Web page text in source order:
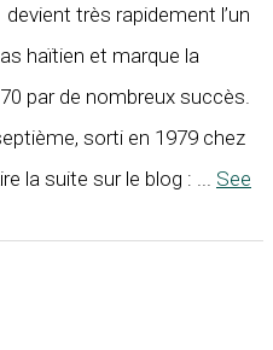
très rapidement l’un
haïtien et marque la
par de nombreux succès.
sorti en 1979 chez
la suite sur le blog :
See